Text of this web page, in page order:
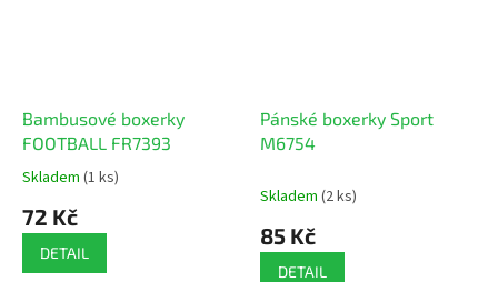
Bambusové boxerky
FOOTBALL FR7393
Průměrné
produktu
Skladem (1 ks)
72 Kč
DETAIL
Pánské boxerky Sport
M6754
Skladem (2 ks)
85 Kč
DETAIL